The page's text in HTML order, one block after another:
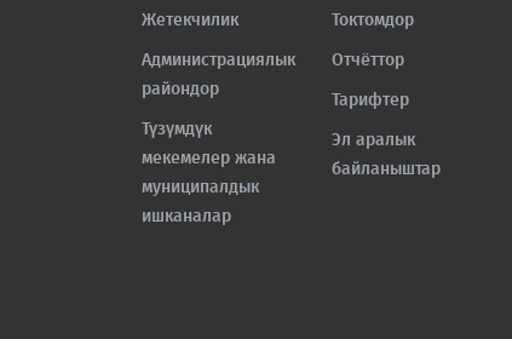
Жетекчилик
Администрациялык
райондор
Түзүмдүк
мекемелер жана
муниципалдык
ишканалар
Токтомдор
Отчёттор
Тарифтер
Эл аралык
байланыштар